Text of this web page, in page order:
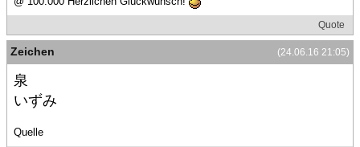
Quote
(24.06.16 21:05)
Zeichen
泉
いずみ
Quelle